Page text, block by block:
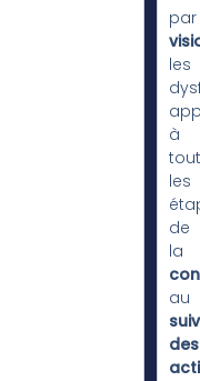
par
les
à
les
de
la
au
des